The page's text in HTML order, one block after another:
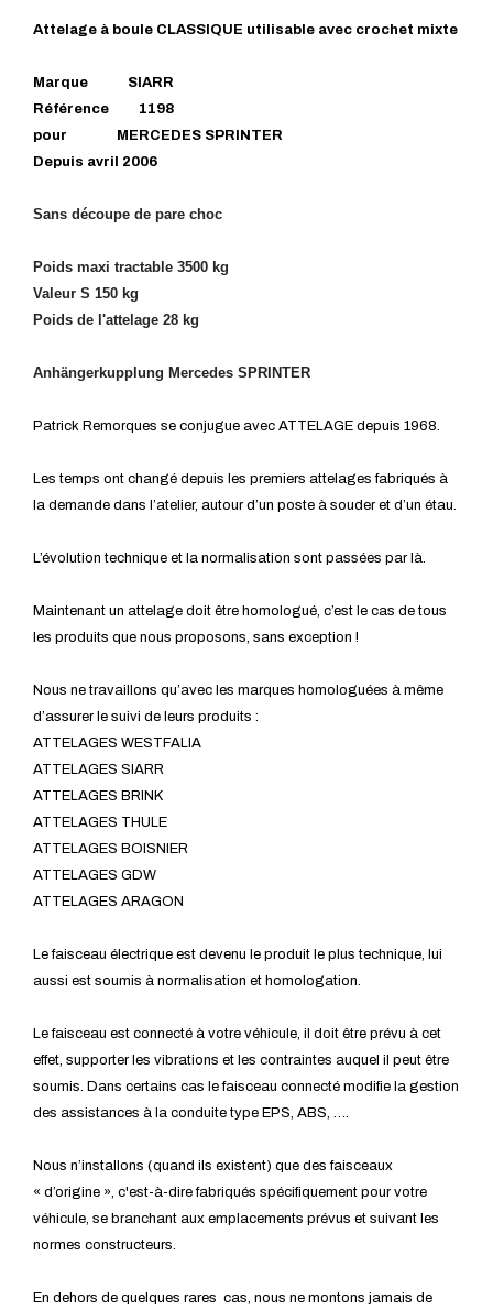
Attelage à boule CLASSIQUE utilisable avec crochet mixte
Marque SIARR
Référence 1198
pour MERCEDES SPRINTER
Depuis avril 2006
Sans découpe de pare choc
Poids maxi tractable 3500 kg
Valeur S 150 kg
Poids de l'attelage 28 kg
Anhängerkupplung Mercedes SPRINTER
Patrick Remorques se conjugue avec ATTELAGE depuis 1968.
Les temps ont changé depuis les premiers attelages fabriqués à
la demande dans l’atelier, autour d’un poste à souder et d’un étau.
L’évolution technique et la normalisation sont passées par là.
Maintenant un attelage doit être homologué, c’est le cas de tous
les produits que nous proposons, sans exception !
Nous ne travaillons qu’avec les marques homologuées à même
d’assurer le suivi de leurs produits :
ATTELAGES WESTFALIA
ATTELAGES SIARR
ATTELAGES BRINK
ATTELAGES THULE
ATTELAGES BOISNIER
ATTELAGES GDW
ATTELAGES ARAGON
Le faisceau électrique est devenu le produit le plus technique, lui
aussi est soumis à normalisation et homologation.
Le faisceau est connecté à votre véhicule, il doit être prévu à cet
effet, supporter les vibrations et les contraintes auquel il peut être
soumis. Dans certains cas le faisceau connecté modifie la gestion
des assistances à la conduite type EPS, ABS, ….
Nous n’installons (quand ils existent) que des faisceaux
« d’origine », c'est-à-dire fabriqués spécifiquement pour votre
véhicule, se branchant aux emplacements prévus et suivant les
normes constructeurs.
En dehors de quelques rares cas, nous ne montons jamais de